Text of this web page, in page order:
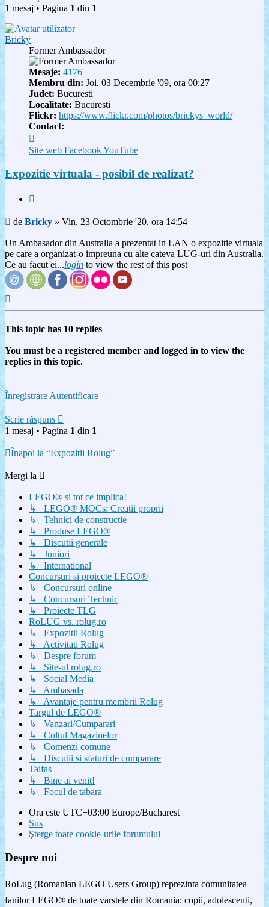
1 mesaj • Pagina 1 din 1
Bricky
Former Ambassador
Mesaje: 4176
Membru din: Joi, 03 Decembrie '09, ora 00:27
Judet: Bucuresti
Localitate: Bucuresti
Flickr: https://www.flickr.com/photos/brickys_world/
Contact:
pe
Bricky
Site web FacebookYouTube
Expozitie virtuala - posibil de realizat?
Mesaj
de Bricky » Vin, 23 Octombrie '20, ora 14:54
Un Ambasador din Australia a prezentat in LAN o expozitie virtuala
pe care a organizat-o impreuna cu alte cateva LUG-uri din Australia.
Ce au facut ei...login to view the rest of this post
This topic has 10 replies
You must be a registered member and logged in to view the
replies in this topic.
Înregistrare Autentificare
Scrie răspuns
1 mesaj • Pagina 1 din 1
Înapoi la “Expozitii Rolug”
Mergi la
LEGO® si tot ce implica!
↳ LEGO® MOCs: Creatii proprii
↳ Tehnici de constructie
↳ Produse LEGO®
↳ Discutii generale
↳ Juniori
↳ International
Concursuri si proiecte LEGO®
↳ Concursuri online
↳ Concursuri Technic
↳ Proiecte TLG
RoLUG vs. rolug.ro
↳ Expozitii Rolug
↳ Activitati Rolug
↳ Despre forum
↳ Site-ul rolug.ro
↳ Social Media
↳ Ambasada
↳ Avantaje pentru membrii Rolug
Targul de LEGO®
↳ Vanzari/Cumparari
↳ Coltul Magazinelor
↳ Comenzi comune
↳ Discutii si sfaturi de cumparare
Taifas
↳ Bine ai venit!
↳ Focul de tabara
Ora este UTC+03:00 Europe/Bucharest
Sus
Şterge toate cookie-urile forumului
Despre noi
RoLug (Romanian LEGO Users Group) reprezinta comunitatea
fanilor LEGO® de toate varstele din Romania: copii, adolescenti,